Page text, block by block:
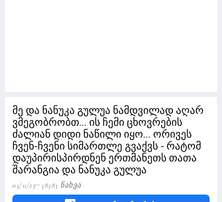
მე და ნანუკა გულუა ნამდვილად აღარ
ვმეგობრობთ... ის ჩემი ცხოვრების
ძალიან დიდი ნაწილი იყო... ორივეს
ჩვენ-ჩვენი სიმართლე გვაქვს - რატომ
დაუპირისპირდნენ ერთმანეთს თათა
შარანგია და ნანუკა გულუა
05/11/23 58583 Ნახვა